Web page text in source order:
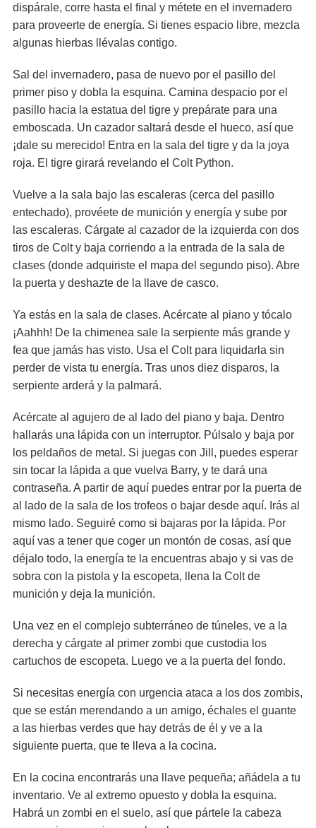
dispárale, corre hasta el final y métete en el invernadero
para proveerte de energía. Si tienes espacio libre, mezcla
algunas hierbas llévalas contigo.
Sal del invernadero, pasa de nuevo por el pasillo del
primer piso y dobla la esquina. Camina despacio por el
pasillo hacia la estatua del tigre y prepárate para una
emboscada. Un cazador saltará desde el hueco, así que
¡dale su merecido! Entra en la sala del tigre y da la joya
roja. El tigre girará revelando el Colt Python.
Vuelve a la sala bajo las escaleras (cerca del pasillo
entechado), provéete de munición y energía y sube por
las escaleras. Cárgate al cazador de la izquierda con dos
tiros de Colt y baja corriendo a la entrada de la sala de
clases (donde adquiriste el mapa del segundo piso). Abre
la puerta y deshazte de la llave de casco.
Ya estás en la sala de clases. Acércate al piano y tócalo
¡Aahhh! De la chimenea sale la serpiente más grande y
fea que jamás has visto. Usa el Colt para liquidarla sin
perder de vista tu energía. Tras unos diez disparos, la
serpiente arderá y la palmará.
Acércate al agujero de al lado del piano y baja. Dentro
hallarás una lápida con un interruptor. Púlsalo y baja por
los peldaños de metal. Si juegas con Jill, puedes esperar
sin tocar la lápida a que vuelva Barry, y te dará una
contraseña. A partir de aquí puedes entrar por la puerta de
al lado de la sala de los trofeos o bajar desde aquí. Irás al
mismo lado. Seguiré como si bajaras por la lápida. Por
aquí vas a tener que coger un montón de cosas, así que
déjalo todo, la energía te la encuentras abajo y si vas de
sobra con la pistola y la escopeta, llena la Colt de
munición y deja la munición.
Una vez en el complejo subterráneo de túneles, ve a la
derecha y cárgate al primer zombi que custodia los
cartuchos de escopeta. Luego ve a la puerta del fondo.
Si necesitas energía con urgencia ataca a los dos zombis,
que se están merendando a un amigo, échales el guante
a las hierbas verdes que hay detrás de él y ve a la
siguiente puerta, que te lleva a la cocina.
En la cocina encontrarás una llave pequeña; añádela a tu
inventario. Ve al extremo opuesto y dobla la esquina.
Habrá un zombi en el suelo, así que pártele la cabeza